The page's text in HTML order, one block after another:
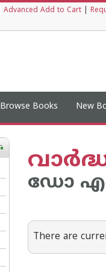
Advanced Add to Cart
Browse Books New
ഡോ
There are